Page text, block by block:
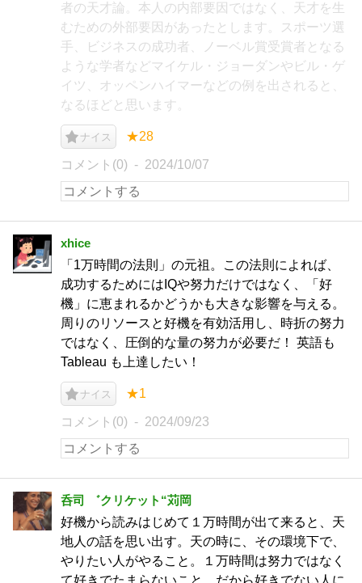
者の天才論。本人の内部要因ではなく、天才を生
むための外部要因があったとします。スポーツ選
手、ビジネスの成功者、ノーベル賞受賞者となる
ような学者などマイケル・ジョーダンやビル・ゲ
イツ、オッペンハイマーなどの例を出されると、
なるほどと思います。
ナイス ★28
コメント(0) 2024/10/07
xhice
「1万時間の法則」の元祖。この法則によれば、
成功するためにはIQや努力だけではなく、「好
機」に恵まれるかどうかも大きな影響を与える。
周りのリソースと好機を有効活用し、時折の努力
ではなく、圧倒的な量の努力が必要だ！ 英語も
Tableau も上達したい！
ナイス ★1
コメント(0) 2024/09/23
呑司 ゛クリケット“苅岡
好機から読みはじめて１万時間が出て来ると、天
地人の話を思い出す。天の時に、その環境下で、
やりたい人がやること。１万時間は努力ではなく
て好きでたまらないこと、だから好きでない人に